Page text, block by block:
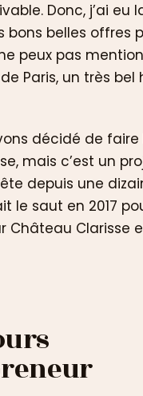
Donc, j’ai eu
bons belles offres
peux pas
Paris, un très bel
décidé de
mais c’est un
depuis une
le saut en 2017
Château Clarisse